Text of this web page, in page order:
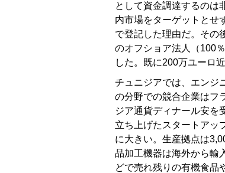
として資金調達するのは
内市場をターゲットとせ
で登記した理由だ。その
のオフショア法人（100
した。既に200万ユーロ
チュニジアでは、エンジ
の分野での競合企業はフ
ジア通貨ディナール安を
立ち上げたスタートアッ
に大きい。生産拠点は
品加工機器は海外から輸
どで売れ残りの有機食品